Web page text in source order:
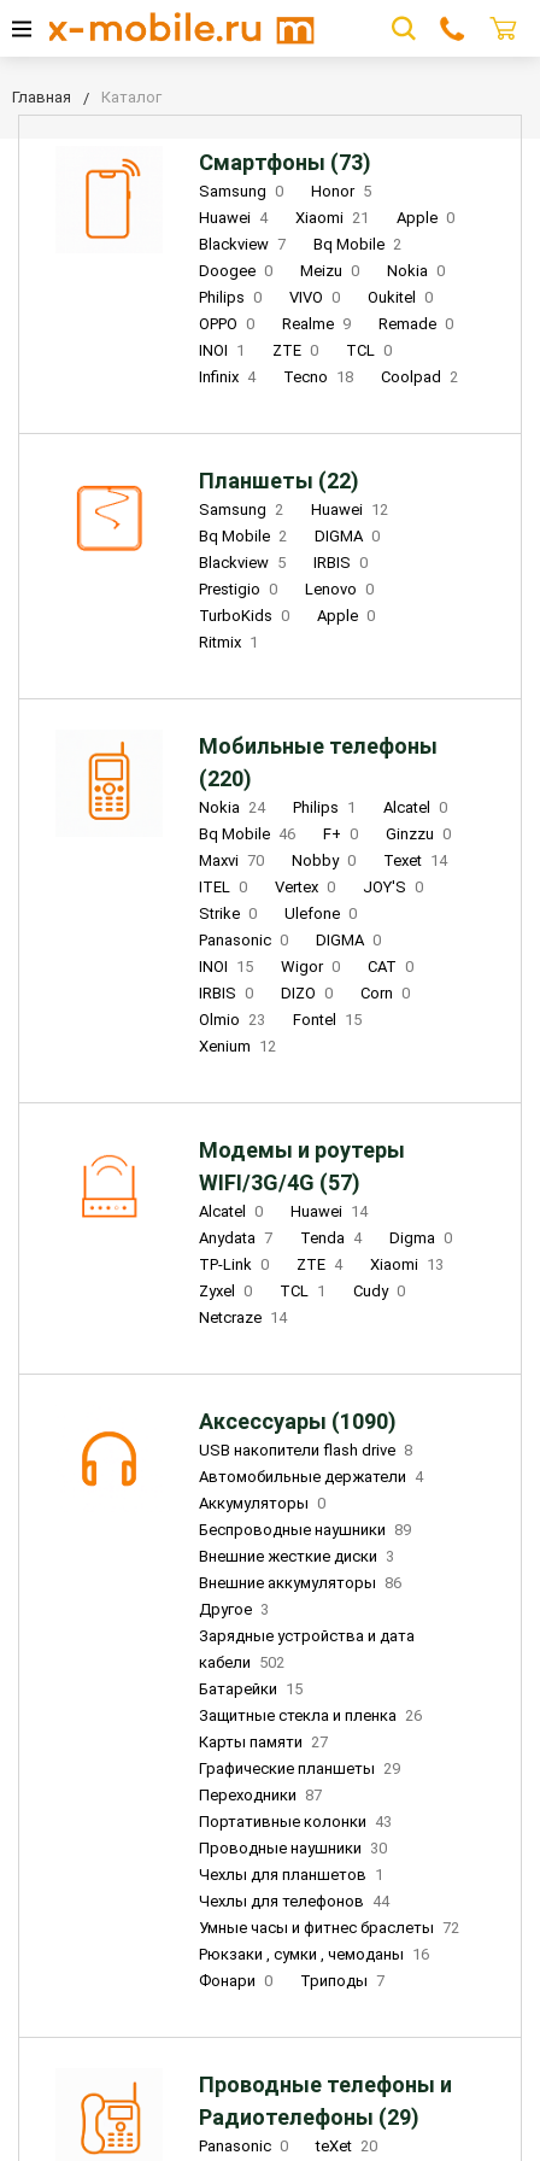
Главная Каталог
Смартфоны (73)
Samsung 0 Honor 5
Huawei 4 Xiaomi 21 Apple 0
Blackview 7 Bq Mobile 2
Doogee 0 Meizu 0 Nokia 0
Philips 0 VIVO 0 Oukitel
0
OPPO 0 Realme 9 Remade 0
INOI 1 ZTE 0 TCL 0
Infinix 4 Tecno 18 Coolpad 2
Планшеты (22)
Samsung 2 Huawei 12
Bq Mobile 2 DIGMA 0
Blackview 5 IRBIS 0
Prestigio 0 Lenovo 0
TurboKids 0 Apple 0
Ritmix 1
Мобильные телефоны
(220)
Nokia 24 Philips 1 Alcatel
0
Bq Mobile 46 F+ 0 Ginzzu 0
Maxvi 70 Nobby 0 Texet 14
ITEL 0 Vertex 0 JOY'S 0
Strike 0 Ulefone 0
Panasonic 0 DIGMA 0
INOI 15 Wigor 0 CAT 0
IRBIS 0 DIZO 0 Corn 0
Olmio 23 Fontel
15
Xenium 12
Модемы и роутеры
WIFI/3G/4G (57)
Alcatel 0 Huawei 14
Anydata 7 Tenda 4 Digma 0
TP-Link 0 ZTE 4 Xiaomi 13
Zyxel
0 TCL 1 Cudy 0
Netcraze 14
Аксессуары (1090)
USB накопители flash drive 8
Автомобильные держатели 4
Аккумуляторы 0
Беспроводные наушники 89
Внешние жесткие диски 3
Внешние аккумуляторы 86
Другое 3
Зарядные устройства и дата
кабели 502
Батарейки 15
Защитные стекла и пленка 26
Карты памяти 27
Графические планшеты 29
Переходники 87
Портативные колонки 43
Проводные наушники 30
Чехлы для планшетов 1
Чехлы для телефонов 44
Умные часы и фитнес браслеты 72
Рюкзаки , сумки , чемоданы 16
Фонари 0 Триподы 7
Проводные телефоны и
Радиотелефоны (29)
Panasonic 0 teXet 20